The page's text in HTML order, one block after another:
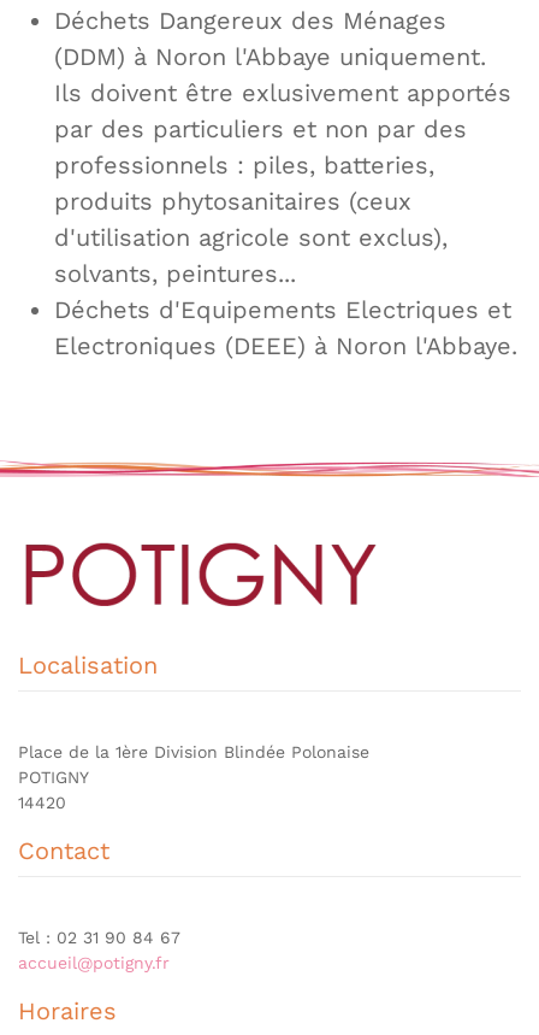
Déchets Dangereux des Ménages
(DDM) à Noron l'Abbaye uniquement.
Ils doivent être exlusivement apportés
par des particuliers et non par des
professionnels : piles, batteries,
produits phytosanitaires (ceux
d'utilisation agricole sont exclus),
solvants, peintures...
Déchets d'Equipements Electriques et
Electroniques (DEEE) à Noron l'Abbaye.
Localisation
Place de la 1ère Division Blindée Polonaise
POTIGNY
14420
Contact
Tel : 02 31 90 84 67
accueil@potigny.fr
Horaires